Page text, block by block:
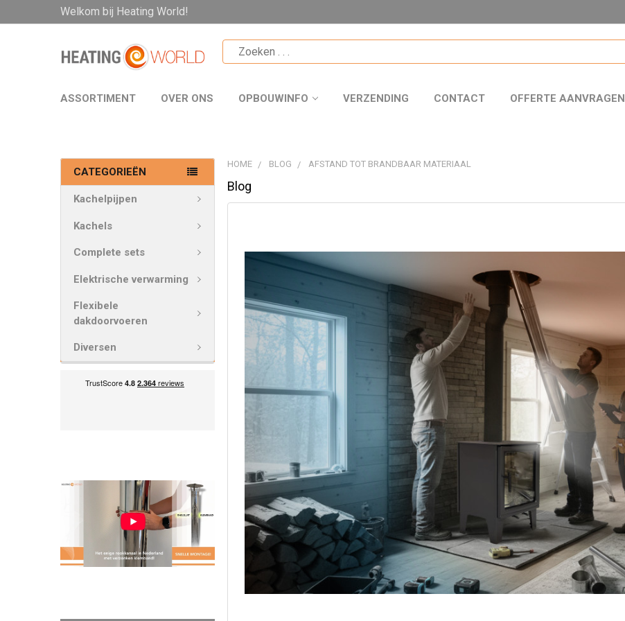
Welkom bij Heating World!
ASSORTIMENT OVER ONS OPBOUWINFO VERZENDING CONTACT OFFERTE AANVRAGEN
CATEGORIEËN
Kachelpijpen
Kachels
Complete sets
Elektrische verwarming
Flexibele
dakdoorvoeren
Diversen
HOME BLOG AFSTAND TOT BRANDBAAR MATERIAAL
Blog